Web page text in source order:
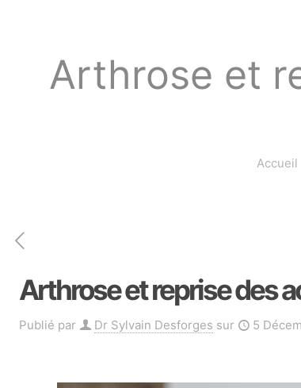
Arthrose et
Accueil
Arthrose et reprise des
Publié par Dr Sylvain Desforges sur 5